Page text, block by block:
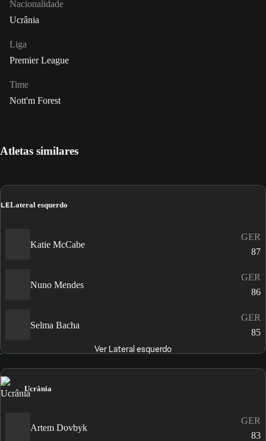
Nacionalidade
Ucrânia
Liga
Premier League
Time
Nott'm Forest
Atletas similares
LELateral esquerdo
Katie McCabe
GER
87
Nuno Mendes
GER
86
Selma Bacha
GER
85
Ver Lateral esquerdo
Ucrânia
Artem Dovbyk
GER
83